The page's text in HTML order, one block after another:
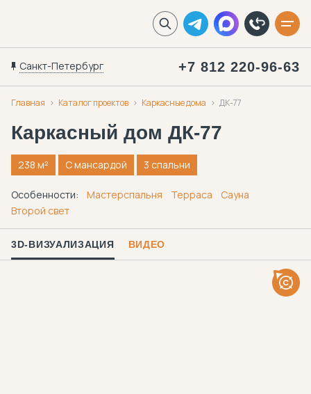
Санкт-Петербург +7 812 220-96-63
Главная Каталог проектов Каркасные дома ДК-77
Каркасный дом ДК-77
238 м² С мансардой 3 спальни
Особенности: Мастерспальня Терраса
Сауна
Второй свет
3D-ВИЗУАЛИЗАЦИЯ ВИДЕО